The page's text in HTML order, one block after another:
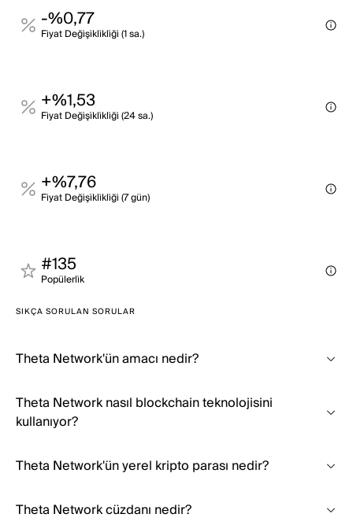
-%0,77
Fi̇yat Deği̇şi̇kli̇kli̇ği̇ (1 sa.)
+%1,53
Fi̇yat Deği̇şi̇kli̇kli̇ği̇ (24 sa.)
+%7,76
Fi̇yat Deği̇şi̇kli̇kli̇ği̇ (7 gün)
#135
Popülerli̇k
SIKÇA SORULAN SORULAR
Theta Network'ün amacı nedir?
Theta Network nasıl blockchain teknolojisini
kullanıyor?
Theta Network'ün yerel kripto parası nedir?
Theta Network cüzdanı nedir?